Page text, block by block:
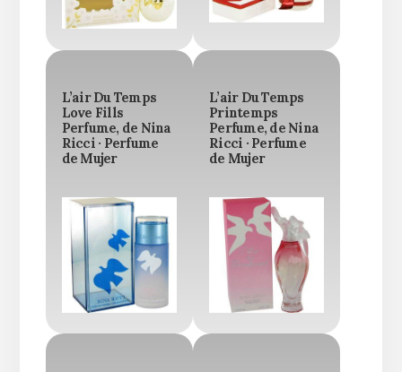
L’air Du Temps
Love Fills
Perfume, de Nina
Ricci · Perfume
de Mujer
L’air Du Temps
Printemps
Perfume, de Nina
Ricci · Perfume
de Mujer